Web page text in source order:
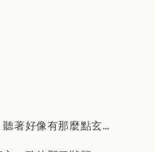
著好像有那麼點玄…